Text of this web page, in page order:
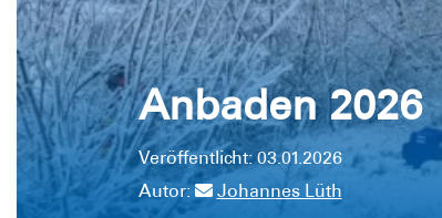
Anbaden 2026
Veröffentlicht: 03.01.2026
Autor:
Johannes Lüth